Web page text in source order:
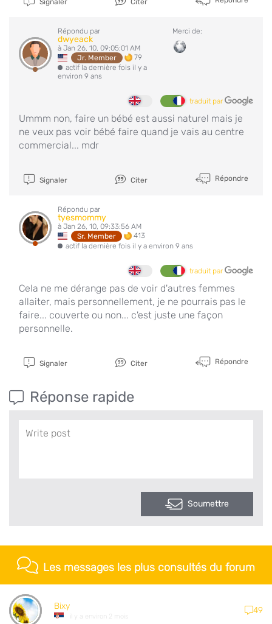
Signaler Citer
Répondu par
dwyeack
à Jan 26, 10, 09:05:01 AM
Jr. Member
79
actif la dernière fois il y a
environ 9 ans
Merci de:
traduit par
Ummm non, faire un bébé est aussi naturel mais je
ne veux pas voir bébé faire quand je vais au centre
commercial... mdr
Signaler Citer Répondre
Répondu par
tyesmommy
à Jan 26, 10, 09:33:56 AM
Sr. Member
413
actif la dernière fois il y a environ 9 ans
traduit par
Cela ne me dérange pas de voir d'autres femmes
allaiter, mais personnellement, je ne pourrais pas le
faire... couverte ou non... c'est juste une façon
personnelle.
Signaler Citer Répondre
Réponse rapide
Soumettre
Les messages les plus consultés du forum
Bixy
il y a environ 2 mois
49